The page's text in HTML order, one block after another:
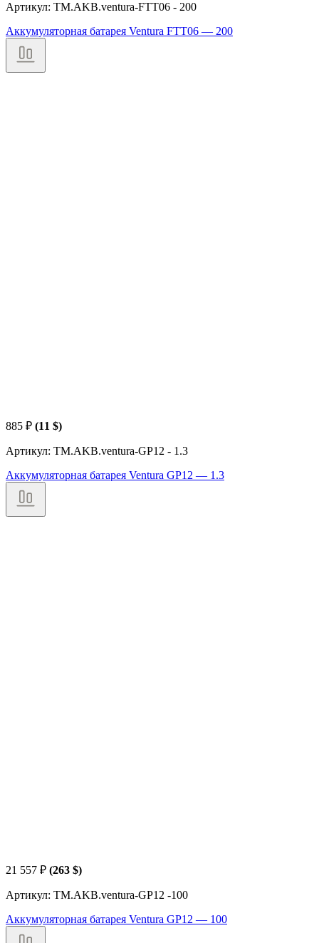
Артикул: TM.AKB.ventura-FTT06 - 200
Аккумуляторная батарея Ventura FTT06 — 200
885 ₽ (11 $)
Артикул: TM.AKB.ventura-GP12 - 1.3
Аккумуляторная батарея Ventura GP12 — 1.3
21 557 ₽ (263 $)
Артикул: TM.AKB.ventura-GP12 -100
Аккумуляторная батарея Ventura GP12 — 100